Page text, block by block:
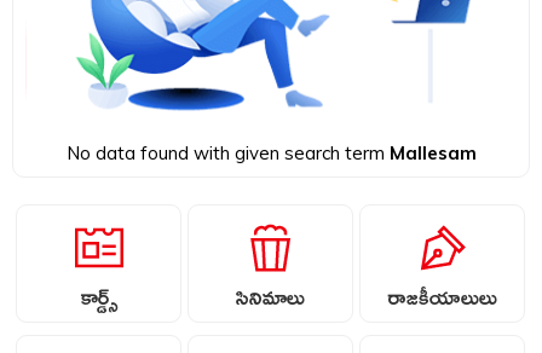
No data found with given search term Mallesam
కార్డ్స్ సినిమాలు రాజకీయాలులు